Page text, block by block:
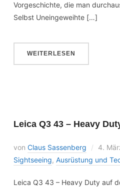
Vorgeschichte, die man
Selbst Uneingeweihte […]
WEITERLESEN
Leica Q3 43 – Heavy
von Claus Sassenberg 4.
Sightseeing, Ausrüstung und
Leica Q3 43 – Heavy Duty auf